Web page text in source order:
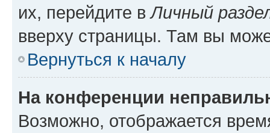
их, перейдите вЛичный
вверху страницы. Там вы
Вернуться к началу
На конференции
Возможно, отображается